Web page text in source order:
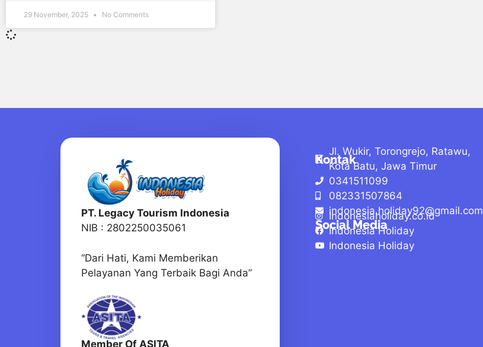
29 November, 2025 No Comments
PT. Legacy Tourism Indonesia
NIB : 2802250035061
“Dari Hati, Kami Memberikan
Pelayanan Yang Terbaik Bagi Anda”
Member Of ASITA
Kontak
Jl. Wukir, Torongrejo, Ratawu,
Kota Batu, Jawa Timur
0341511099
082331507864
indonesia.holiday92@gmail.com
Social Media
Indonesiaholiday.co.id
Indonesia Holiday
Indonesia Holiday